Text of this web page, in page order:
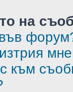
на
към